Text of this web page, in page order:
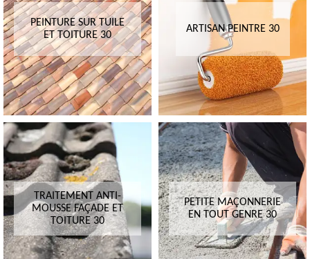
PEINTURE SUR TUILE
ET TOITURE 30
ARTISAN PEINTRE 30
TRAITEMENT ANTI-
MOUSSE FAÇADE ET
TOITURE 30
PETITE MAÇONNERIE
EN TOUT GENRE 30